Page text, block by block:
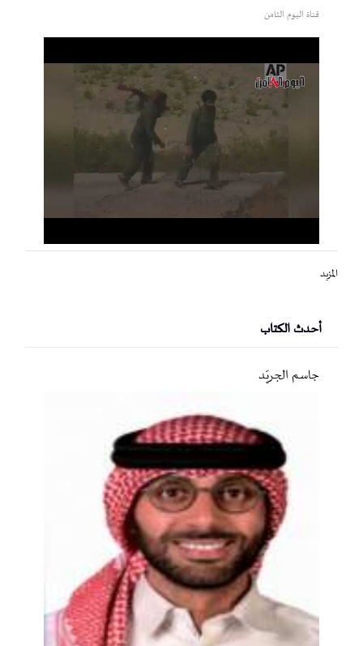
قناة اليوم الثامن
المزيد
أحدث الكتاب
جاسم الجريّد